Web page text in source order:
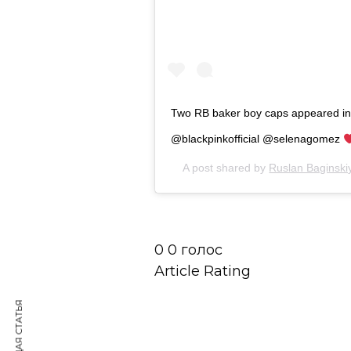
Two RB baker boy caps appeared
@blackpinkofficial @selenagomez
A post shared by Ruslan
0 0 голос
Article Rating